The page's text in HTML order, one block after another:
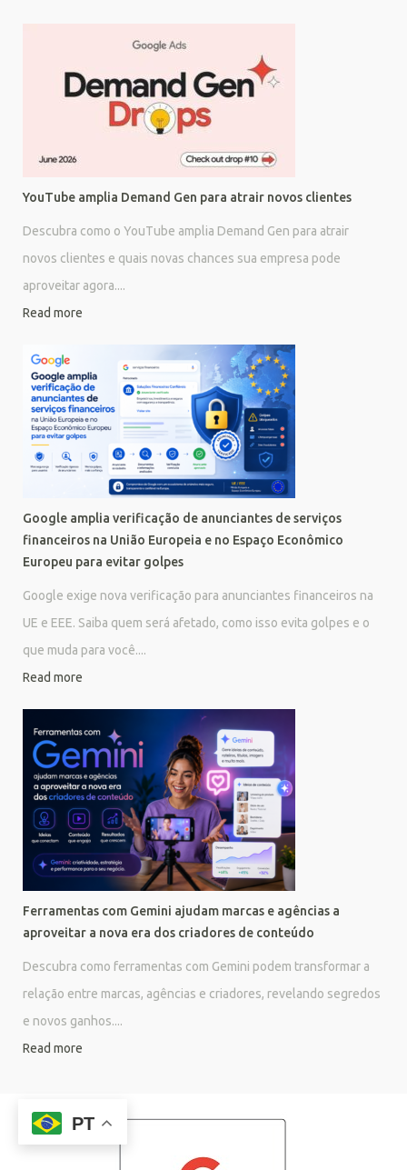
YouTube amplia Demand Gen para atrair novos clientes
Descubra como o YouTube amplia Demand Gen para atrair
novos clientes e quais novas chances sua empresa pode
aproveitar agora....
Read more
Google amplia verificação de anunciantes de serviços
financeiros na União Europeia e no Espaço Econômico
Europeu para evitar golpes
Google exige nova verificação para anunciantes financeiros na
UE e EEE. Saiba quem será afetado, como isso evita golpes e o
que muda para você....
Read more
Ferramentas com Gemini ajudam marcas e agências a
aproveitar a nova era dos criadores de conteúdo
Descubra como ferramentas com Gemini podem transformar a
relação entre marcas, agências e criadores, revelando segredos
e novos ganhos....
Read more
PT